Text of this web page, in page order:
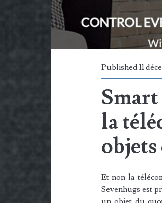
Published 11
Smart
la
objets
Et non la
Sevenhugs est